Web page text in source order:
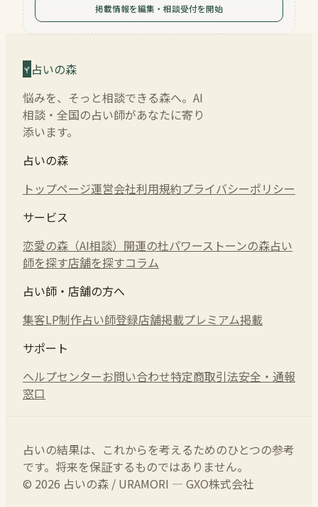
掲載情報を編集・相談受付を開始
占いの森
悩みを、そっと相談できる森へ。AI
相談・全国の占い師があなたに寄り
添います。
占いの森
トップページ運営会社利用規約プライバシーポリシー
サービス
恋愛の森（AI相談） 開運の杜パワーストーンの森占い
師を探す店舗を探すコラム
占い師・店舗の方へ
集客LP制作占い師登録店舗掲載プレミアム掲載
サポート
ヘルプセンターお問い合わせ特定商取引法安全・通報
窓口
占いの結果は、これからを考えるためのひとつの参考
です。将来を保証するものではありません。
© 2026 占いの森 / URAMORI — GXO株式会社